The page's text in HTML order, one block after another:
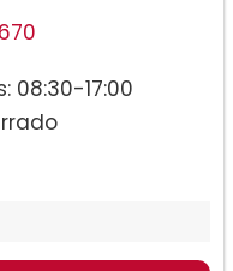
08:30-17:00